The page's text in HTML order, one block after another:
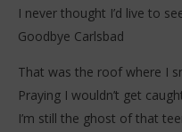
Alex Warren – Never
I never thought I’d live to
Goodbye Carlsbad
That was the roof where I
Praying I wouldn’t get
I’m still the ghost of that